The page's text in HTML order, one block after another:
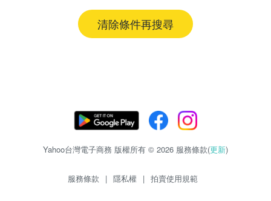
清除條件再搜尋
Yahoo台灣電子商務 版權所有 © 2026 服務條款(更新)
服務條款 | 隱私權 | 拍賣使用規範